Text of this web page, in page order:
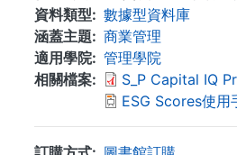
資料類型
數據型資料庫
涵蓋主題
商業管理
適用學院
管理學院
相關檔案
S_P Capital IQ
ESG Scores使用